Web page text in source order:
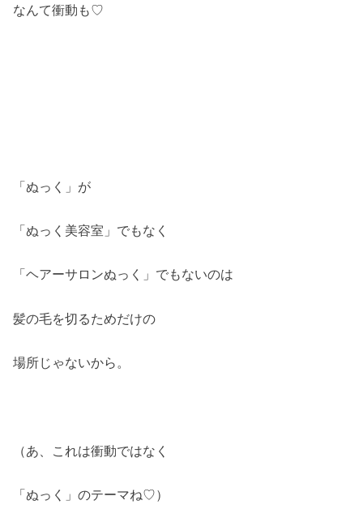
なんて衝動も♡
「ぬっく」が
「ぬっく美容室」でもなく
「ヘアーサロンぬっく」でもないのは
髪の毛を切るためだけの
場所じゃないから。
（あ、これは衝動ではなく
「ぬっく」のテーマね♡）